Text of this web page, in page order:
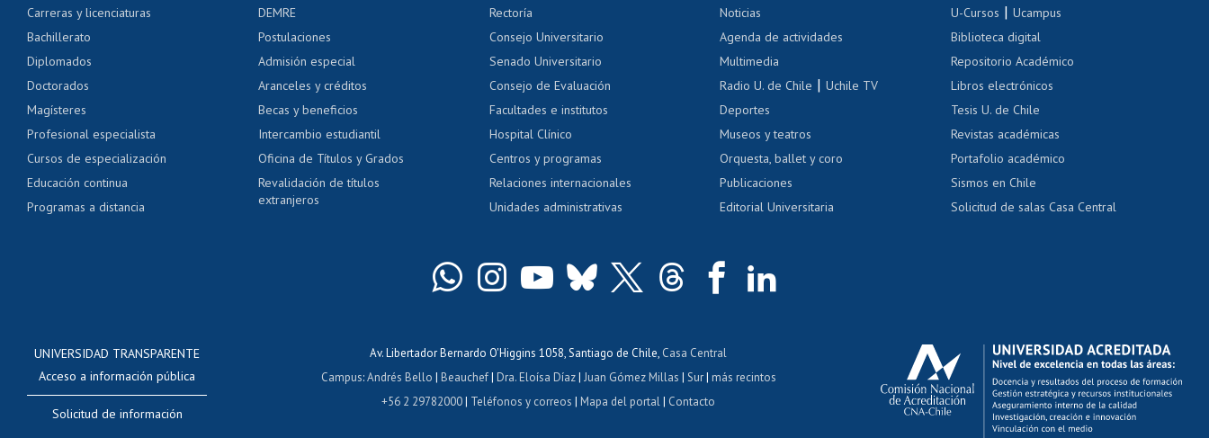
Servicio médico y dental
Pago de arancel y crédito alumnos
Pago de arancel y crédito exalumnos
Certificado de títulos y grados
Evaluación docente
Calificación académica
Postulación al AUCAI
Certificado de renta
Certificado de renta
Cursos de español
Mi Uchile Ayuda tecnológica Tarjeta TUI Acoso laboral, sexual y violencia Denuncias administrativas
Carreras y licenciaturas
Bachillerato
Diplomados
Doctorados
Magísteres
Profesional especialista
Cursos de especialización
Educación continua
Programas a distancia
DEMRE
Postulaciones
Admisión especial
Aranceles y créditos
Becas y beneficios
Intercambio estudiantil
Oficina de Títulos y Grados
Revalidación de títulos
extranjeros
Rectoría
Consejo Universitario
Senado Universitario
Consejo de Evaluación
Facultades e institutos
Hospital Clínico
Centros y programas
Relaciones internacionales
Unidades administrativas
Noticias
Agenda de actividades
Multimedia
Radio U. de Chile |Uchile TV
Deportes
Museos y teatros
Orquesta, ballet y coro
Publicaciones
Editorial Universitaria
U-Cursos |Ucampus
Biblioteca digital
Repositorio Académico
Libros electrónicos
Tesis U. de Chile
Revistas académicas
Portafolio académico
Sismos en Chile
Solicitud de salas Casa Central
UNIVERSIDAD TRANSPARENTE
Acceso a información pública
Solicitud de información
Av. Libertador Bernardo O'Higgins 1058, Santiago de Chile, Casa Central
Campus:Andrés Bello | Beauchef| Dra. Eloísa Díaz| Juan Gómez Millas | Sur| más recintos
+56 2 29782000| Teléfonos y correos |Mapa del portal| Contacto